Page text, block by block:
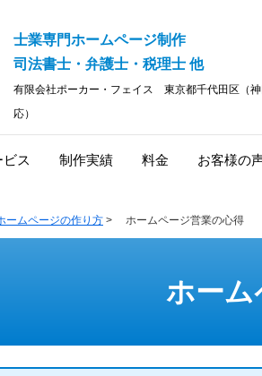
士業専門ホームページ制作
司法書士・弁護士・税理士 他
有限会社ポーカー・フェイス
東京都千代田区（
応）
ス 制作実績 料金 お客様の
ームページの作り方 > ホームページ営業の心得
ホーム